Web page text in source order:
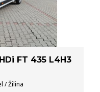
FT 435 L4H3
/ Žilina